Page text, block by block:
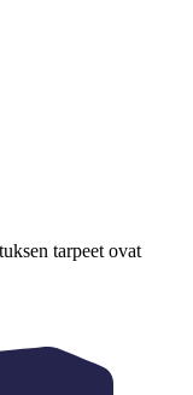
tarpeet ovat